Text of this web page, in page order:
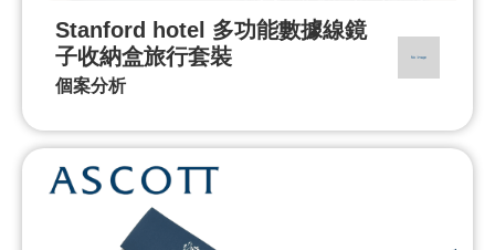
Stanford hotel 多功能數據線鏡
子收納盒旅行套裝
個案分析